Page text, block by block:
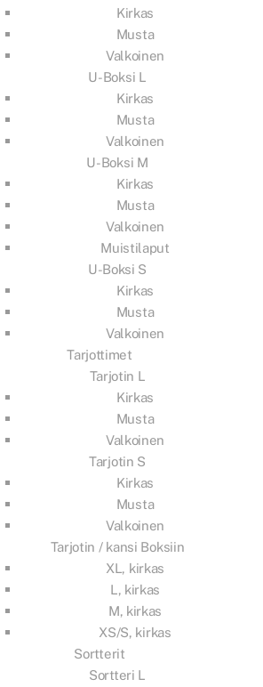
Kirkas
Musta
Valkoinen
U-Boksi L
Kirkas
Musta
Valkoinen
U-Boksi M
Kirkas
Musta
Valkoinen
Muistilaput
U-Boksi S
Kirkas
Musta
Valkoinen
Tarjottimet
Tarjotin L
Kirkas
Musta
Valkoinen
Tarjotin S
Kirkas
Musta
Valkoinen
Tarjotin / kansi Boksiin
XL, kirkas
L, kirkas
M, kirkas
XS/S, kirkas
Sortterit
Sortteri L